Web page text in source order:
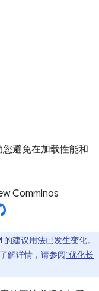
避免在加载性能和
Comminos
建议用法已发生变化。
解详情，请参阅“优化长